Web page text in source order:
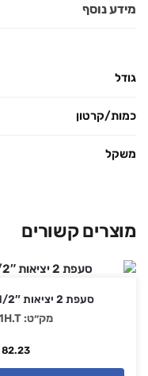
מידע נוסף
גודל
כמות/קרטון
משקל
מוצרים קשורים
סעפת 2 יציאות 1/2″ × 3/8″ × 1/2″
מק״ט: 231101H.T